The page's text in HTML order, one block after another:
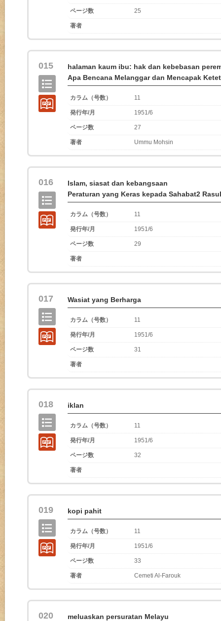
ページ数 25
著者
015
halaman kaum ibu: hak dan kebebasan
Apa Bencana Melanggar dan Mencapak
カラム（号数） 11
発行年/月 1951/6
ページ数 27
著者 Ummu Mohsin
016
Islam, siasat dan kebangsaan
Peraturan yang Keras kepada Sahabat2
カラム（号数） 11
発行年/月 1951/6
ページ数 29
著者
017 Wasiat yang Berharga
カラム（号数） 11
発行年/月 1951/6
ページ数 31
著者
018 iklan
カラム（号数） 11
発行年/月 1951/6
ページ数 32
著者
019 kopi pahit
カラム（号数） 11
発行年/月 1951/6
ページ数 33
著者 Cemeti Al-Farouk
020
meluaskan persuratan Melayu